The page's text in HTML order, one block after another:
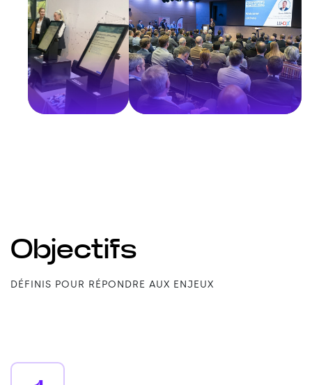
Objectifs
DÉFINIS POUR RÉPONDRE AUX ENJEUX